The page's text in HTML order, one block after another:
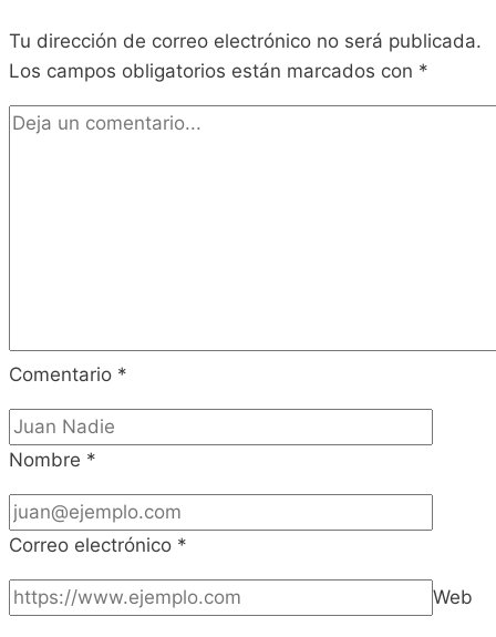
Tu dirección de correo electrónico no será publicada.
Los campos obligatorios están marcados con *
Comentario *
Nombre *
Correo electrónico *
Web